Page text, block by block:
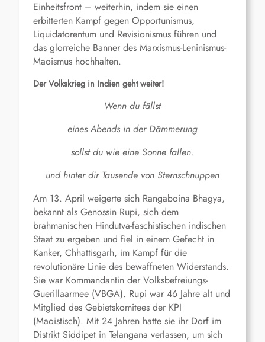
Einheitsfront – weiterhin, indem sie einen
erbitterten Kampf gegen Opportunismus,
Liquidatorentum und Revisionismus führen und
das glorreiche Banner des Marxismus-Leninismus-
Maoismus hochhalten.
Der Volkskrieg in Indien geht weiter!
Wenn du fällst
eines Abends in der Dämmerung
sollstdu wie eine Sonne fallen.
und hinter dir Tausende von Sternschnuppen
Am 13. April weigerte sich Rangaboina Bhagya,
bekannt als Genossin Rupi, sich dem
brahmanischen Hindutva-faschistischen indischen
Staat zu ergeben und fiel in einem Gefecht in
Kanker, Chhattisgarh, im Kampf für die
revolutionäre Linie des bewaffneten Widerstands.
Sie war Kommandantin der Volksbefreiungs-
Guerillaarmee (VBGA). Rupi war 46 Jahre alt und
Mitglied des Gebietskomitees der KPI
(Maoistisch). Mit 24 Jahren hatte sie ihr Dorf im
Distrikt Siddipet in Telangana verlassen, um sich